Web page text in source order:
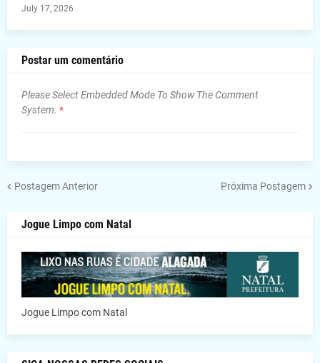
July 17, 2026
Postar um comentário
Please Select Embedded Mode To Show The Comment
System. *
Postagem Anterior Próxima Postagem
Jogue Limpo com Natal
Jogue Limpo com Natal